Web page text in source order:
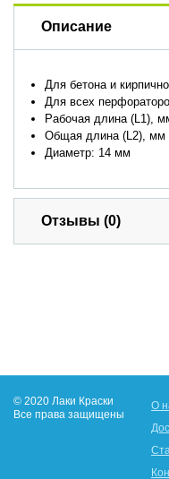
Описание
Для бетона и
Для всех
Рабочая длина (L1),
Общая длина (L2), мм
Диаметр: 14 мм
Отзывы (0)
© 2020 Лаки Краски
Все права защищены
О